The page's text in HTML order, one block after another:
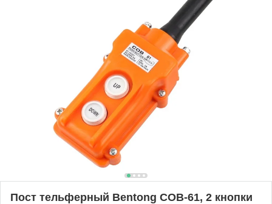
Пост тельферный Bentong COB-61, 2 кнопки